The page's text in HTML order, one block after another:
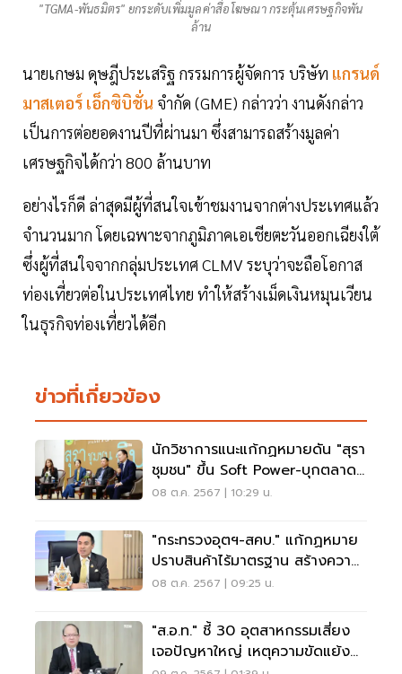
"TGMA-พันธมิตร" ยกระดับเพิ่มมูลค่าสื่อโฆษณา กระตุ้นเศรษฐกิจพัน
ล้าน
นายเกษม ดุษฎีประเสริฐ กรรมการผู้จัดการ บริษัท แกรนด์
มาสเตอร์ เอ็กซิบิชั่น จำกัด (GME) กล่าวว่า งานดังกล่าว
เป็นการต่อยอดงานปีที่ผ่านมา ซึ่งสามารถสร้างมูลค่า
เศรษฐกิจได้กว่า 800 ล้านบาท
อย่างไรก็ดี ล่าสุดมีผู้ที่สนใจเข้าชมงานจากต่างประเทศแล้ว
จำนวนมาก โดยเฉพาะจากภูมิภาคเอเชียตะวันออกเฉียงใต้
ซึ่งผู้ที่สนใจจากกลุ่มประเทศ CLMV ระบุว่าจะถือโอกาส
ท่องเที่ยวต่อในประเทศไทย ทำให้สร้างเม็ดเงินหมุนเวียน
ในธุรกิจท่องเที่ยวได้อีก
ข่าวที่เกี่ยวข้อง
นักวิชาการแนะแก้กฏหมายดัน "สุรา
ชุมชน" ขึ้น Soft Power-บุกตลาด
โลก
08 ต.ค. 2567 | 10:29 น.
"กระทรวงอุตฯ-สคบ." แก้กฏหมาย
ปราบสินค้าไร้มาตรฐาน สร้างความ
เป็นธรรมให้ SME
08 ต.ค. 2567 | 09:25 น.
"ส.อ.ท." ชี้ 30 อุตสาหกรรมเสี่ยง
เจอปัญหาใหญ่ เหตุความขัดแย้ง